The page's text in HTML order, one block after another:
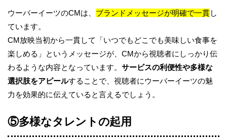
ウーバーイーツのCMは、 ブランドメッセージが明確で一貫し
ています。
CM放映当初から一貫して「いつでもどこでも美味しい食事を
楽しめる」というメッセージが、CMから視聴者にしっかり伝
わるような内容となっています。 サービスの利便性や多様な
選択肢をアピールすることで、視聴者にウーバーイーツの魅
力を効果的に伝えていると言えるでしょう。
⑤多様なタレントの起用